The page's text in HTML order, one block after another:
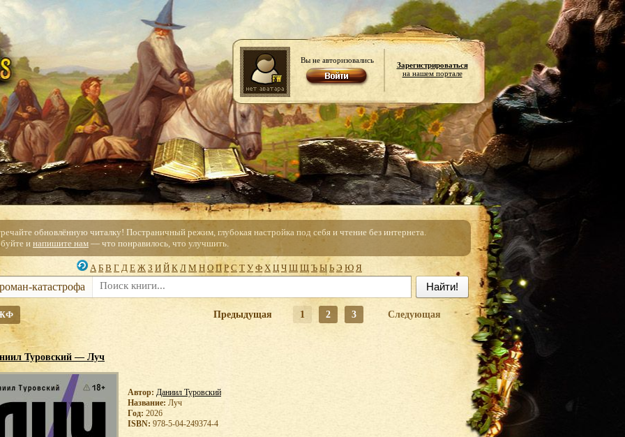
Вы не авторизовались
Зарегистрироваться
на нашем портале
обновлённую читалку! Постраничный режим, глубокая настройка под себя и чтение без интернета.
и напишите нам — что понравилось, что улучшить.
А Б В Г Д Е Ж З И Й К Л М Н О П Р С Т У Ф Х Ц Ч Ш Щ Ъ Ы Ь Э Ю Я
Найти!
катастрофа
Предыдущая 1 2 3 Следующая
Туровский — Луч
Автор: Даниил Туровский
Название: Луч
Год: 2026
ISBN: 978-5-04-249374-4